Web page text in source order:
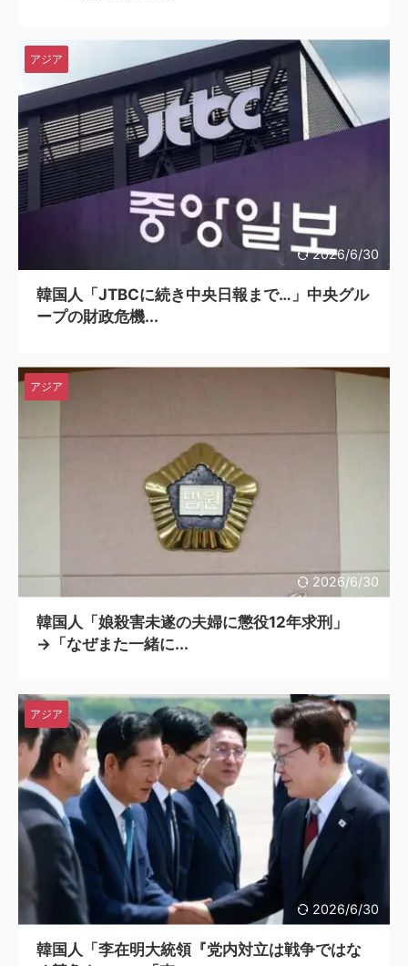
2026/6/30
アジア
韓国人「JTBCに続き中央日報まで…」中央グル
ープの財政危機...
2026/6/30
アジア
韓国人「娘殺害未遂の夫婦に懲役12年求刑」
→「なぜまた一緒に...
2026/6/30
アジア
韓国人「李在明大統領『党内対立は戦争ではな